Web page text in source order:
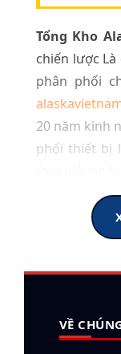
Tổng Kho
chiến lược
phân phối
20 năm kinh
phối thiết bị
hàng, khách
mô lớn tại
Danh
Chúng tôi
lạnh chuẩn
VỀ